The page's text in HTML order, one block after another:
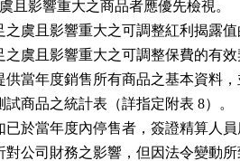
虞且影響重大之商品者應優先檢視。
之虞且影響重大之可調整紅利揭露
之虞且影響重大之可調整保費的有
提供當年度銷售所有商品之基本資料
試商品之統計表（詳指定附表 8）。
如已於當年度內停售者，簽證精算人
析對公司財務之影響，但因法令變動